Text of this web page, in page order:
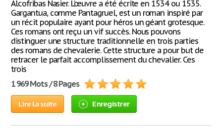
Alcofribas Nasier. L’œuvre a été écrite en 1534 ou 1535.
Gargantua, comme Pantagruel, est un roman inspiré par
un récit populaire ayant pour héros un géant grotesque.
Ces romans ont reçu un vif succès. Nous pouvons
distinguer une structure traditionnelle en trois parties
des romans de chevalerie. Cette structure a pour but de
retracer le parfait accomplissement du chevalier. Ces
trois
1 969 Mots / 8 Pages
Lire la suite Enregistrer